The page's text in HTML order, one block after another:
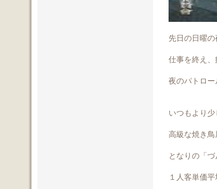
先日の日曜の
仕事を終え
夜のパトロ
いつもより
高級な焼き
となりの「
１人客単価